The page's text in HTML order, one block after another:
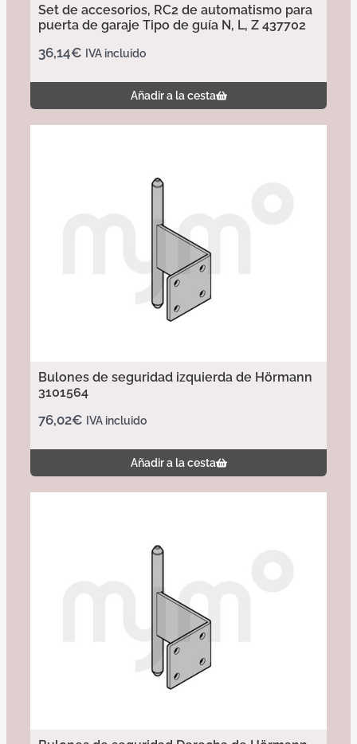
Set de accesorios, RC2 de automatismo para
puerta de garaje Tipo de guía N, L, Z 437702
36,14€ IVA incluido
Añadir a la cesta
Bulones de seguridad izquierda de Hörmann
3101564
76,02€ IVA incluido
Añadir a la cesta